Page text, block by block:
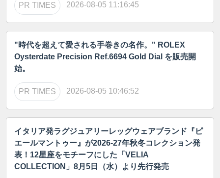
PR TIMES 2026-08-05 11:16:45
"時代を超えて愛される手巻きの名作。" ROLEX
Oysterdate Precision Ref.6694 Gold Dial を販売開
始。
PR TIMES 2026-08-05 10:46:52
イタリア発ラグジュアリーレッグウェアブランド『ピ
エールマントゥー』が2026-27年秋冬コレクション発
表！12星座をモチーフにした「VELIA
COLLECTION」8月5日（水）より先行発売